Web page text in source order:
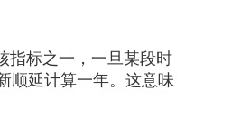
指标之一，一旦某段时
顺延计算一年。这意味